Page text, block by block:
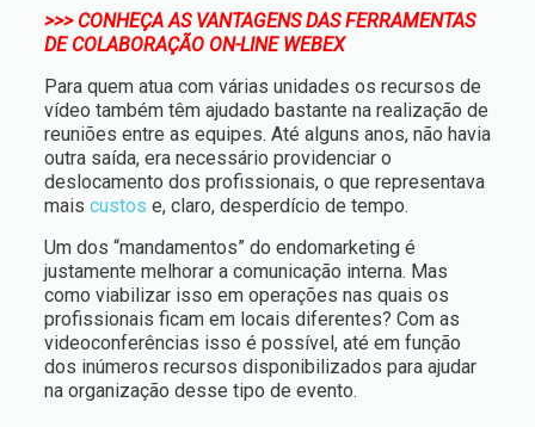
>>> CONHEÇA AS VANTAGENS DAS FERRAMENTAS
DE COLABORAÇÃO ON-LINE WEBEX
Para quem atua com várias unidades os recursos de
vídeo também têm ajudado bastante na realização de
reuniões entre as equipes. Até alguns anos, não havia
outra saída, era necessário providenciar o
deslocamento dos profissionais, o que representava
mais custos e, claro, desperdício de tempo.
Um dos “mandamentos” do endomarketing é
justamente melhorar a comunicação interna. Mas
como viabilizar isso em operações nas quais os
profissionais ficam em locais diferentes? Com as
videoconferências isso é possível, até em função
dos inúmeros recursos disponibilizados para ajudar
na organização desse tipo de evento.